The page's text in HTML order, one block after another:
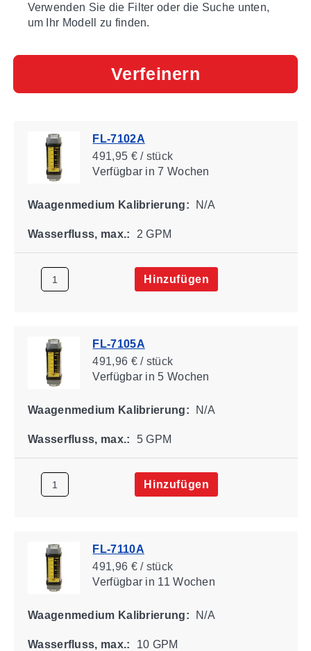
Verwenden Sie die Filter oder die Suche unten,
um Ihr Modell zu finden.
Verfeinern
FL-7102A
491,95 € / stück
Verfügbarin 7 Wochen
Waagenmedium Kalibrierung: N/A
Wasserfluss, max.: 2 GPM
Hinzufügen
FL-7105A
491,96 € / stück
Verfügbarin 5 Wochen
Waagenmedium Kalibrierung: N/A
Wasserfluss, max.: 5 GPM
Hinzufügen
FL-7110A
491,96 € / stück
Verfügbarin 11 Wochen
Waagenmedium Kalibrierung: N/A
Wasserfluss, max.: 10 GPM